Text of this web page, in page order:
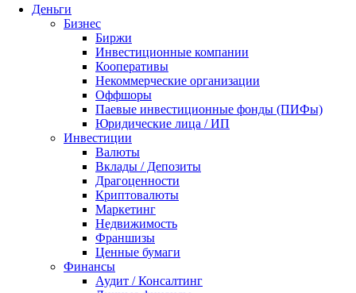
Деньги
Бизнес
Биржи
Инвестиционные компании
Кооперативы
Некоммерческие организации
Оффшоры
Паевые инвестиционные фонды (ПИФы)
Юридические лица / ИП
Инвестиции
Валюты
Вклады / Депозиты
Драгоценности
Криптовалюты
Маркетинг
Недвижимость
Франшизы
Ценные бумаги
Финансы
Аудит / Консалтинг